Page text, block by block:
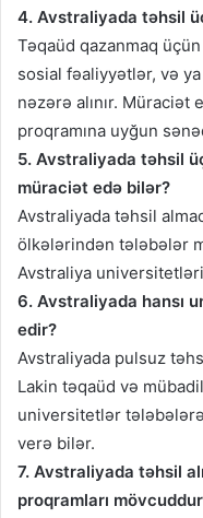
4. Avstraliyada təhsil
Təqaüd qazanmaq
sosial fəaliyyətlər, və
nəzərə alınır.
proqramına uyğun
5. Avstraliyada təhsil
müraciət edə bilər?
Avstraliyada təhsil
ölkələrindən tələbələr
Avstraliya
6. Avstraliyada hansı
edir?
Avstraliyada pulsuz
Lakin təqaüd və
universitetlər
verə bilər.
7. Avstraliyada təhsil
proqramları